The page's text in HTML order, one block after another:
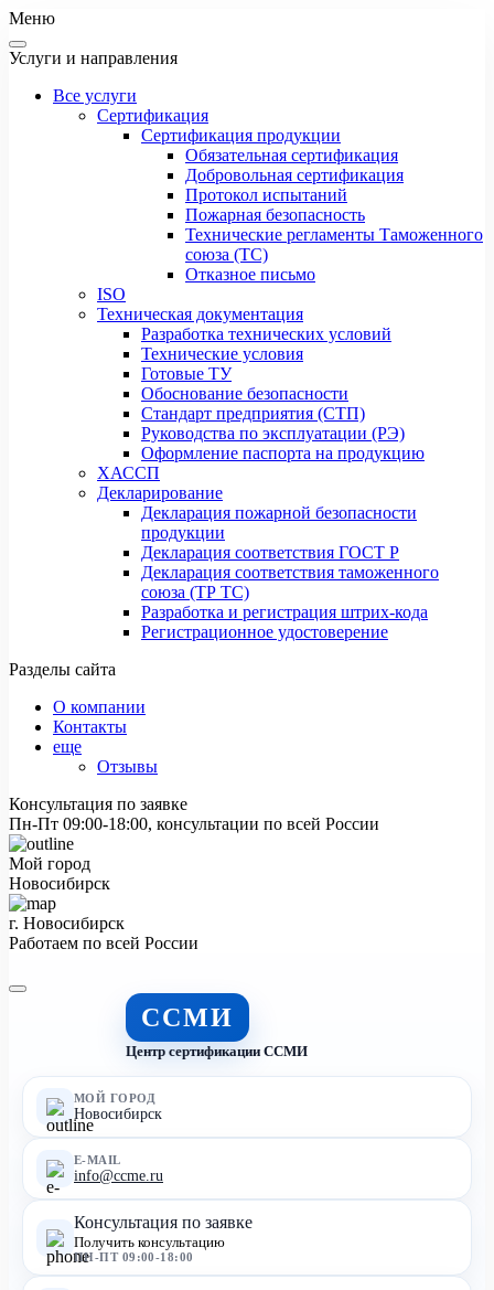
Меню
Услуги и направления
Все услуги
Сертификация
Сертификация продукции
Обязательная сертификация
Добровольная сертификация
Протокол испытаний
Пожарная безопасность
Технические регламенты Таможенного
союза (ТС)
Отказное письмо
ISO
Техническая документация
Разработка технических условий
Технические условия
Готовые ТУ
Обоснование безопасности
Стандарт предприятия (СТП)
Руководства по эксплуатации (РЭ)
Оформление паспорта на продукцию
ХАССП
Декларирование
Декларация пожарной безопасности
продукции
Декларация соответствия ГОСТ Р
Декларация соответствия таможенного
союза (ТР ТС)
Разработка и регистрация штрих-кода
Регистрационное удостоверение
Разделы сайта
О компании
Контакты
еще
Отзывы
Консультация по заявке
Пн-Пт 09:00-18:00, консультации по всей России
Мой город
Новосибирск
г. Новосибирск
Работаем по всей России
ССМИ
Центр сертификации ССМИ
МОЙ ГОРОД
Новосибирск
E-MAIL
info@ccme.ru
Консультация по заявке
Получить консультацию
ПН-ПТ 09:00-18:00